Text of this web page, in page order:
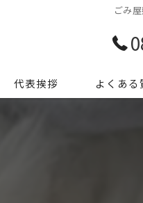
ごみ
代表挨拶 よくある